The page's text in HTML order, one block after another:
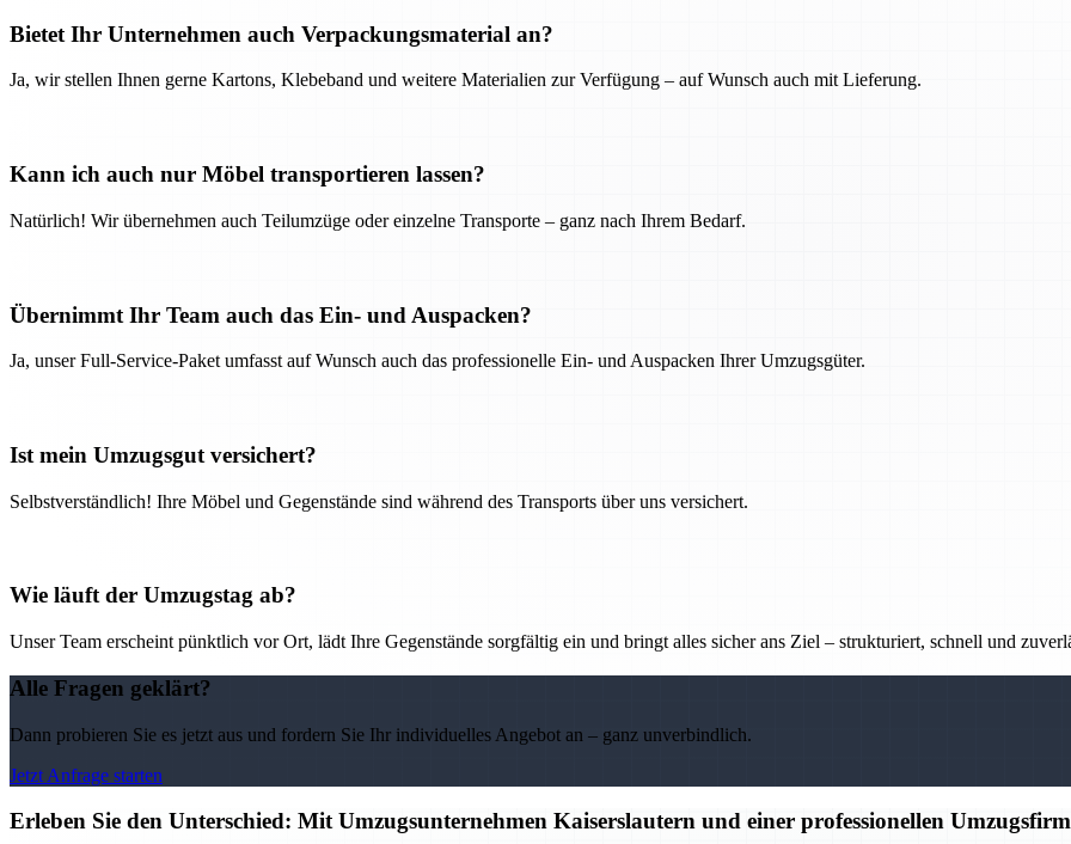
Bietet Ihr Unternehmen auch Verpackungsmaterial an?
Ja, wir stellen Ihnen gerne Kartons, Klebeband und weitere Materialien zur Verfügung – auf Wunsch auch mit Lieferung.
Kann ich auch nur Möbel transportieren lassen?
Natürlich! Wir übernehmen auch Teilumzüge oder einzelne Transporte – ganz nach Ihrem Bedarf.
Übernimmt Ihr Team auch das Ein- und Auspacken?
Ja, unser Full-Service-Paket umfasst auf Wunsch auch das professionelle Ein- und Auspacken Ihrer Umzugsgüter.
Ist mein Umzugsgut versichert?
Selbstverständlich! Ihre Möbel und Gegenstände sind während des Transports über uns versichert.
Wie läuft der Umzugstag ab?
Unser Team erscheint pünktlich vor Ort, lädt Ihre Gegenstände sorgfältig ein und bringt alles sicher ans Ziel – strukturiert, schnell und
Alle Fragen geklärt?
Dann probieren Sie es jetzt aus und fordern Sie Ihr individuelles Angebot an – ganz unverbindlich.
Jetzt Anfrage starten
Erleben Sie den Unterschied: Mit Umzugsunternehmen Kaiserslautern und einer professionellen